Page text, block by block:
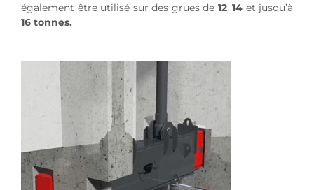
également être utilisé sur des grues de 12, 14 et jusqu’à
16 tonnes.